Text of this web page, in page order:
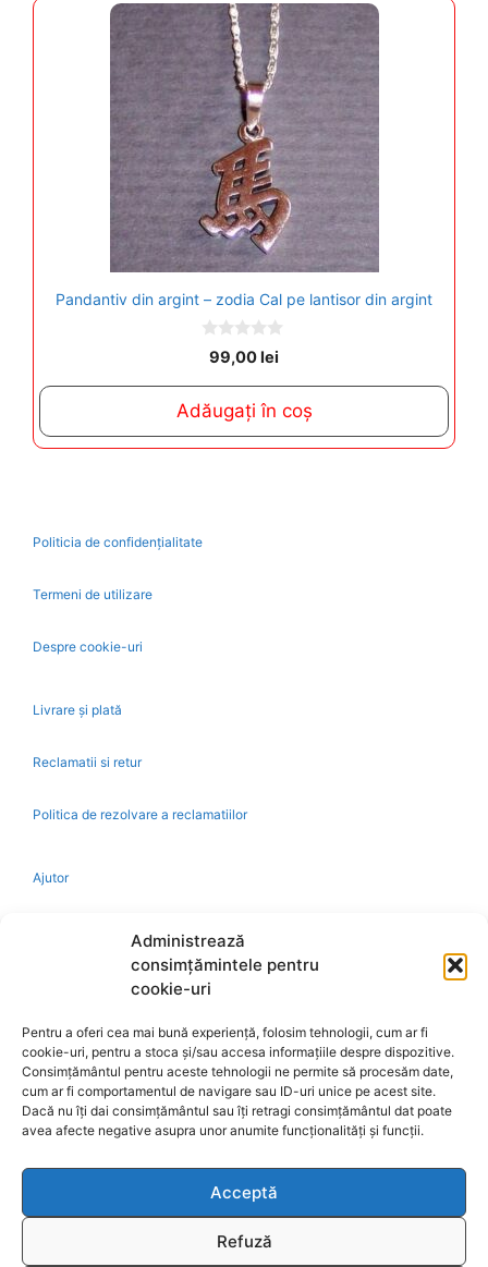
Administrează
consimțămintele pentru
cookie-uri
Pentru a oferi cea mai bună experiență, folosim tehnologii, cum ar fi
cookie-uri, pentru a stoca și/sau accesa informațiile despre dispozitive.
Consimțământul pentru aceste tehnologii ne permite să procesăm date,
cum ar fi comportamentul de navigare sau ID-uri unice pe acest site.
Dacă nu îți dai consimțământul sau îți retragi consimțământul dat poate
avea afecte negative asupra unor anumite funcționalități și funcții.
Acceptă
Refuză
Pandantiv din argint – zodia Cal pe lantisor din argint
0
o
5
99,00lei
Adăugați în coș
Politicia de confidențialitate
Termeni de utilizare
Despre cookie-uri
Livrare și plată
Reclamatii si retur
Politica de rezolvare a reclamatiilor
Ajutor
Retragere din contract
A.N.P.C.